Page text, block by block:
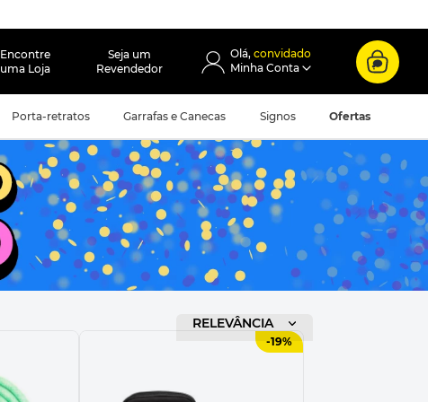
Encontre
uma Loja
Seja um
Revendedor
convidado
Porta-retratos Garrafas e Canecas Signos Ofertas
ORDENAR POR
RELEVÂNCIA
-19%